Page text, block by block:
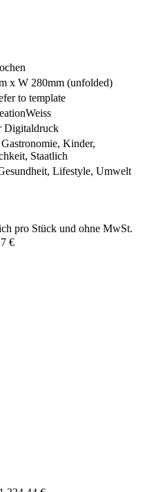
x W 280mm (unfolded)
to template
Weiss
Digitaldruck
Kinder,
Staatlich
Lifestyle, Umwelt
pro Stück und ohne MwSt.
€